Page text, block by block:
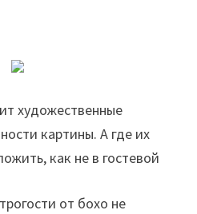
художественные
картины. А где их
как не в гостевой
от бохо не